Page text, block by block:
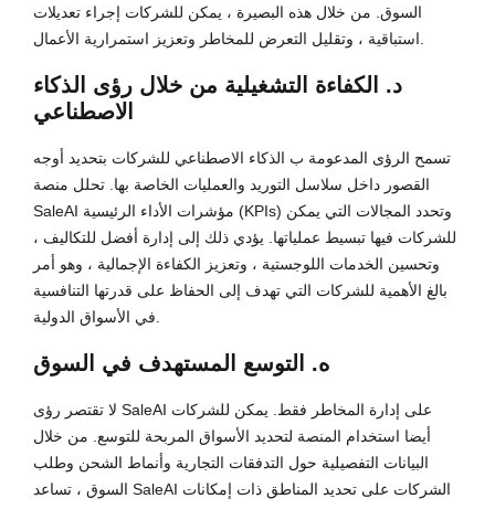
السوق. من خلال هذه البصيرة ، يمكن للشركات إجراء تعديلات
استباقية ، وتقليل التعرض للمخاطر وتعزيز استمرارية الأعمال.
د. الكفاءة التشغيلية من خلال رؤى الذكاء
الاصطناعي
تسمح الرؤى المدعومة ب الذكاء الاصطناعي للشركات بتحديد أوجه
القصور داخل سلاسل التوريد والعمليات الخاصة بها. تحلل منصة
SaleAI مؤشرات الأداء الرئيسية (KPIs) وتحدد المجالات التي يمكن
للشركات فيها تبسيط عملياتها. يؤدي ذلك إلى إدارة أفضل للتكاليف ،
وتحسين الخدمات اللوجستية ، وتعزيز الكفاءة الإجمالية ، وهو أمر
بالغ الأهمية للشركات التي تهدف إلى الحفاظ على قدرتها التنافسية
في الأسواق الدولية.
ه. التوسع المستهدف في السوق
لا تقتصر رؤى SaleAI على إدارة المخاطر فقط. يمكن للشركات
أيضا استخدام المنصة لتحديد الأسواق المربحة للتوسع. من خلال
البيانات التفصيلية حول التدفقات التجارية وأنماط الشحن وطلب
السوق ، تساعد SaleAI الشركات على تحديد المناطق ذات إمكانات